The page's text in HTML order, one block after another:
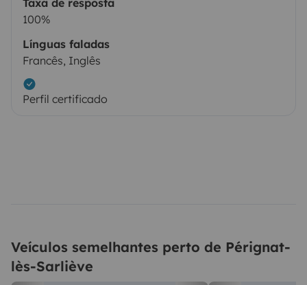
100%
Línguas faladas
Francês, Inglês
Perfil certificado
Veículos semelhantes perto de Pérignat-
lès-Sarliève